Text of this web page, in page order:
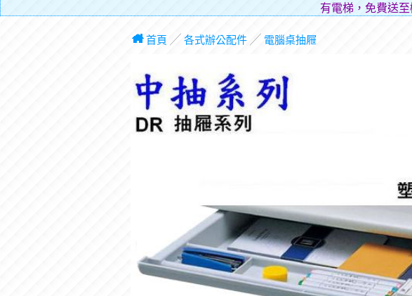
有電梯，免費送至樓上，
首頁 ╱ 各式辦公配件╱ 電腦桌抽屜